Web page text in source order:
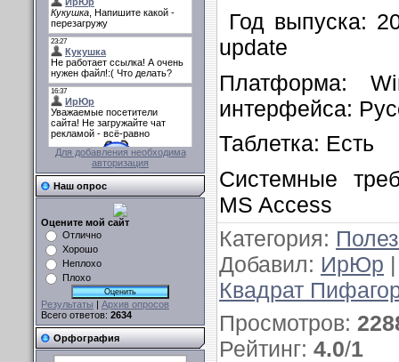
Для добавления необходима
авторизация
Наш опрос
Оцените мой сайт
Отлично
Хорошо
Неплохо
Плохо
Результаты | Архив опросов
Всего ответов: 2634
Орфография
Год
update
интерфейса:
Таблетка: Есть
Системные
MS Access
Категория:
Добавил: ИрЮр
Квадрат
Просмотров:
Рейтинг: 4.0/1